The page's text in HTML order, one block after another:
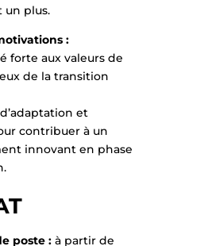
un plus.
:
forte aux valeurs de
de la transition
et
contribuer à un
innovant en phase
poste :à partir de